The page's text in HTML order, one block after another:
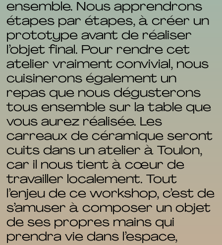
ensemble. Nous apprendrons
étapes par étapes, à créer un
prototype avant de réaliser
l’objet final. Pour rendre cet
atelier vraiment convivial, nous
cuisinerons également un
repas que nous dégusterons
tous ensemble sur la table que
vous aurez réalisée. Les
carreaux de céramique seront
cuits dans un atelier à Toulon,
car il nous tient à cœur de
travailler localement. Tout
l’enjeu de ce workshop, c’est de
s’amuser à composer un objet
de ses propres mains qui
prendra vie dans l’espace,